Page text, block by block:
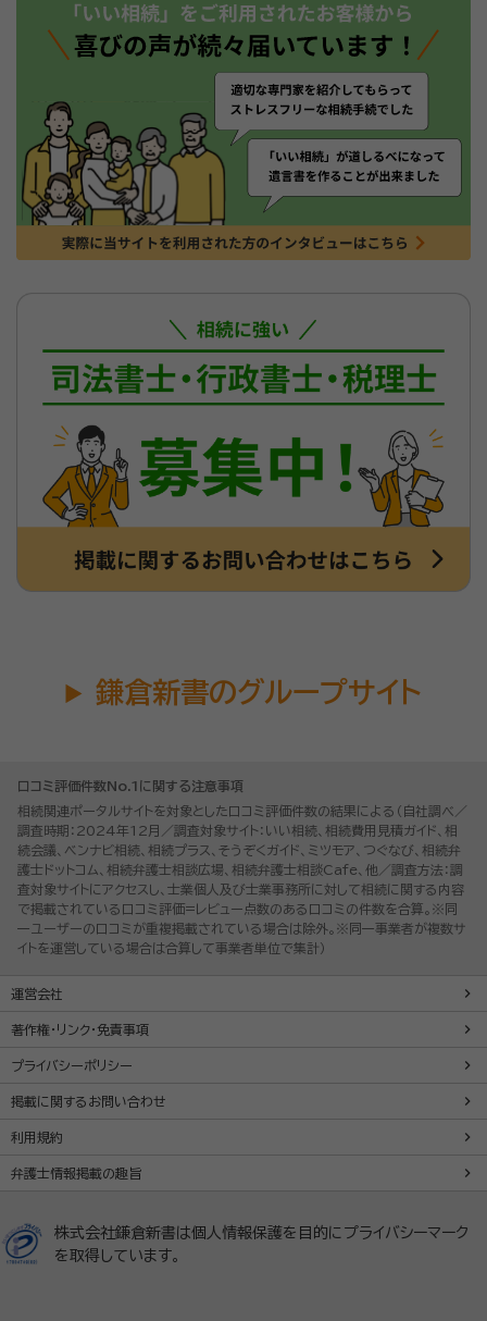
鎌倉新書のグループサイト
口コミ評価件数No.1に関する注意事項
相続関連ポータルサイトを対象とした口コミ評価件数の結果による（自社調べ／
調査時期：2024年12月／調査対象サイト：いい相続、相続費用見積ガイド、相
続会議、ベンナビ相続、相続プラス、そうぞくガイド、ミツモア、つぐなび、相続弁
護士ドットコム、相続弁護士相談広場、相続弁護士相談Cafe、他／調査方法：調
査対象サイトにアクセスし、士業個人及び士業事務所に対して相続に関する内容
で掲載されている口コミ評価=レビュー点数のある口コミの件数を合算。※同
一ユーザーの口コミが重複掲載されている場合は除外。※同一事業者が複数サ
イトを運営している場合は合算して事業者単位で集計）
運営会社
著作権・リンク・免責事項
プライバシーポリシー
掲載に関するお問い合わせ
利用規約
弁護士情報掲載の趣旨
株式会社鎌倉新書は個人情報保護を目的にプライバシーマーク
を取得しています。